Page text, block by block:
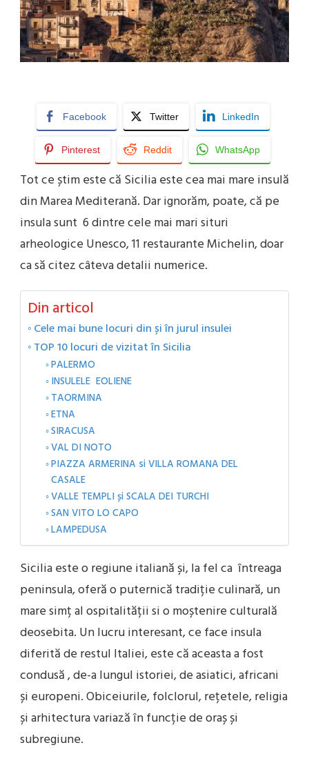
Facebook Twitter LinkedIn
Pinterest Reddit WhatsApp
Tot ce știm este că Sicilia este cea mai mare insulă
din Marea Mediterană. Dar ignorăm, poate, că pe
insula sunt 6 dintre cele mai mari situri
arheologice Unesco, 11 restaurante Michelin, doar
ca să citez câteva detalii numerice.
Din articol
Cele mai bune locuri din și în jurul insulei
TOP 10 locuri de vizitat în Sicilia
PALERMO
INSULELE EOLIENE
TAORMINA
ETNA
SIRACUSA
VAL DI NOTO
PIAZZA ARMERINA si VILLA ROMANA DEL
CASALE
VALLE TEMPLI și SCALA DEI TURCHI
SAN VITO LO CAPO
LAMPEDUSA
Sicilia este o regiune italiană și, la fel ca întreaga
peninsula, oferă o puternică tradiție culinară, un
mare simț al ospitalității si o moștenire culturală
deosebita. Un lucru interesant, ce face insula
diferită de restul Italiei, este că aceasta a fost
condusă , de-a lungul istoriei, de asiatici, africani
și europeni. Obiceiurile, folclorul, rețetele, religia
și arhitectura variază în funcție de oraș și
subregiune.